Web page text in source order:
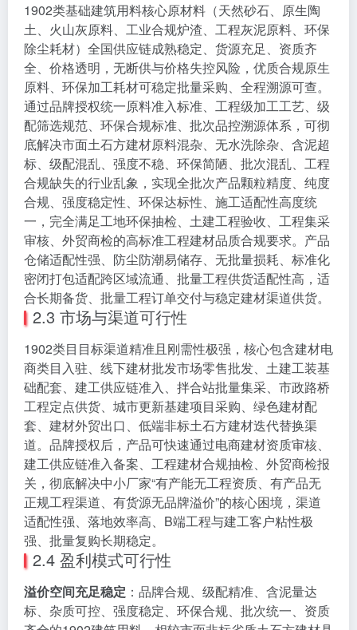
1902类基础建筑用料核心原材料（天然砂石、原生陶
土、火山灰原料、工业合规炉渣、工程灰泥原料、环保
除尘耗材）全国供应链成熟稳定、货源充足、资质齐
全、价格透明，无断供与价格失控风险，优质合规原生
原料、环保加工耗材可稳定批量采购、全程溯源可查。
通过品牌授权统一原料准入标准、工程级加工工艺、级
配筛选规范、环保合规标准、批次品控溯源体系，可彻
底解决市面土石方建材原料混杂、无水洗除杂、含泥超
标、级配混乱、强度不稳、环保简陋、批次混乱、工程
合规缺失的行业乱象，实现全批次产品颗粒精度、纯度
合规、强度稳定性、环保达标性、施工适配性高度统
一，完全满足工地环保抽检、土建工程验收、工程集采
审核、外贸商检的高标准工程建材品质合规要求。产品
仓储适配性强、防尘防潮易储存、无批量损耗、标准化
密闭打包适配跨区域流通、批量工程供货适配性高，适
合长期备货、批量工程订单交付与稳定建材渠道供货。
2.3 市场与渠道可行性
1902类目目标渠道精准且刚需性极强，核心包含建材电
商类目入驻、线下建材批发市场零售批发、土建工装基
础配套、建工供应链准入、拌合站批量集采、市政路桥
工程定点供货、城市更新基建项目采购、绿色建材配
套、建材外贸出口、低端非标土石方建材迭代替换渠
道。品牌授权后，产品可快速通过电商建材资质审核、
建工供应链准入备案、工程建材合规抽检、外贸商检报
关，彻底解决中小厂家“有产能无工程资质、有产品无
正规工程渠道、有货源无品牌溢价”的核心困境，渠道
适配性强、落地效率高、B端工程与建工客户粘性极
强、批量复购长期稳定。
2.4 盈利模式可行性
溢价空间充足稳定 ：品牌合规、级配精准、含泥量达
标、杂质可控、强度稳定、环保合规、批次统一、资质